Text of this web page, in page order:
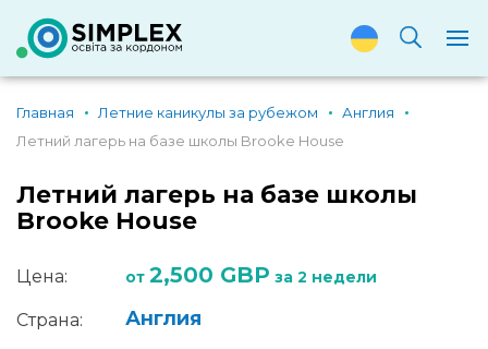
Главная Летние каникулы за рубежом
Англия
Летний лагерь на базе школы Brooke House
Летний лагерь на базе школы
Brooke House
Цена: от 2,500 GBP за 2 недели
Страна: Англия